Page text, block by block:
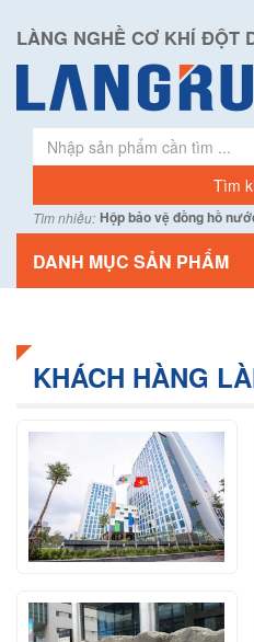
LÀNG NGHỀ CƠ KHÍ ĐỘT
Tìm nhiều: Hộp bảo vệ đồng hồ
DANH MỤC SẢN PHẨM
KHÁCH HÀNG